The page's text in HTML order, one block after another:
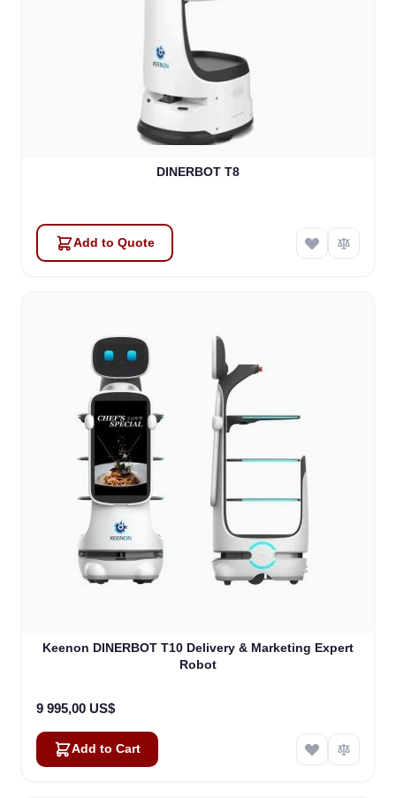
DINERBOT T8
Add to Quote
Keenon DINERBOT T10 Delivery & Marketing Expert
Robot
9 995,00 US$
Add to Cart